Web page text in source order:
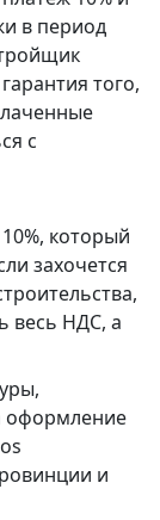
в период
того,
с
который
захочется
весь НДС, а
оформление
и